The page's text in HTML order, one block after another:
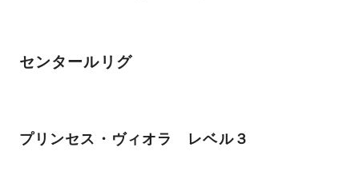
センタールリグ
プリンセス・ヴィオラ レベル３